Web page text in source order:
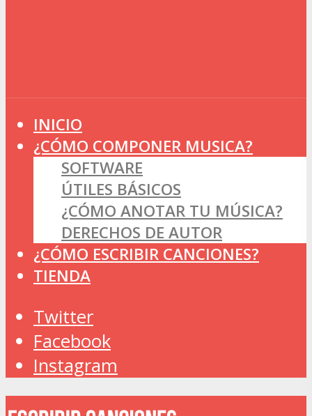
INICIO
¿CÓMO COMPONER MUSICA?
SOFTWARE
ÚTILES BÁSICOS
¿CÓMO ANOTAR TU MÚSICA?
DERECHOS DE AUTOR
¿CÓMO ESCRIBIR CANCIONES?
TIENDA
Twitter
Facebook
Instagram